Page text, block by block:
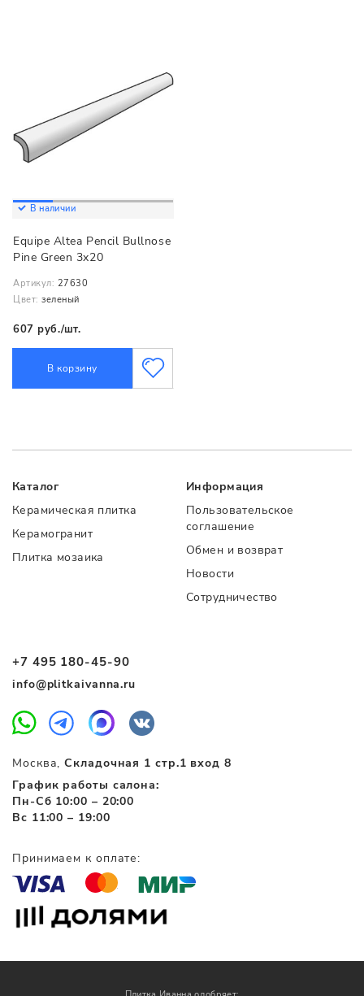
В наличии
Equipe Altea Pencil Bullnose
Pine Green 3x20
Артикул: 27630
Цвет: зеленый
607 руб./шт.
В корзину
+7 495 180-45-90
info@plitkaivanna.ru
Москва,Складочная 1 стр.1 вход 8
График работы салона:
Пн-Сб 10:00 – 20:00
Вс 11:00 – 19:00
Каталог
Керамическая плитка
Керамогранит
Плитка мозаика
Информация
Пользовательское
соглашение
Обмен и возврат
Новости
Сотрудничество
Принимаем к оплате: